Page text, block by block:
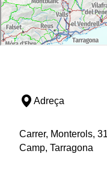
Adreça
Carrer, Monterols,
Camp, Tarragona